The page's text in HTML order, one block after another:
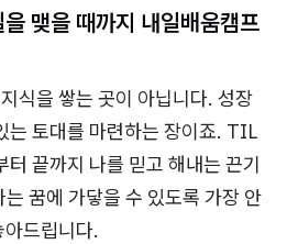
맺을 때까지 내일배움캠프
식을 쌓는 곳이 아닙니다. 성장
는 토대를 마련하는 장이죠. TIL
터 끝까지 나를 믿고 해내는 끈기
꿈에 가닿을 수 있도록 가장 안
드립니다.